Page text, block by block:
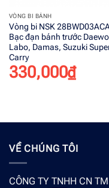
VÒNG BI BÁNH
Vòng bi NSK
Bạc đạn bánh trước
Labo, Damas, Suzuki
Carry
330,000₫
VỀ CHÚNG TÔI
CÔNG TY TNHH CN